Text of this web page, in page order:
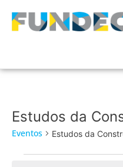
Estudos da
Eventos Estudos da